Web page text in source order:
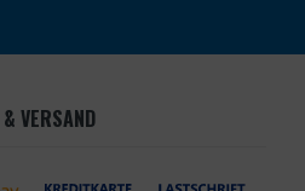
VERSAND